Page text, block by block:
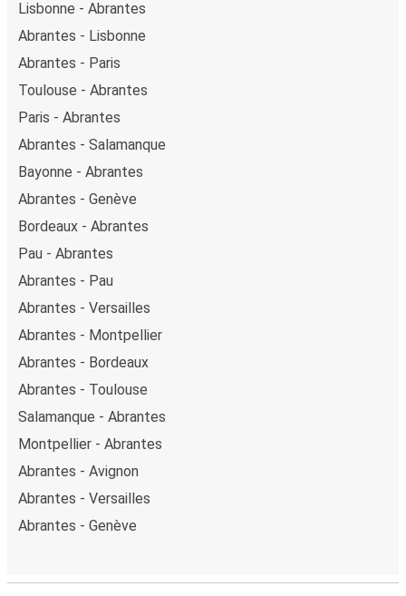
Lisbonne - Abrantes
Abrantes - Lisbonne
Abrantes - Paris
Toulouse - Abrantes
Paris - Abrantes
Abrantes - Salamanque
Bayonne - Abrantes
Abrantes - Genève
Bordeaux - Abrantes
Pau - Abrantes
Abrantes - Pau
Abrantes - Versailles
Abrantes - Montpellier
Abrantes - Bordeaux
Abrantes - Toulouse
Salamanque - Abrantes
Montpellier - Abrantes
Abrantes - Avignon
Abrantes - Versailles
Abrantes - Genève